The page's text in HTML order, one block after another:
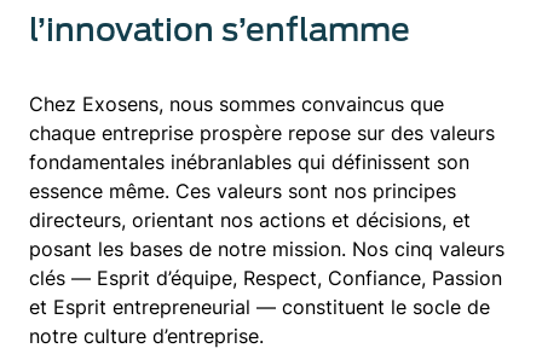
l’innovation s’enflamme
Chez Exosens, nous sommes convaincus que
chaque entreprise prospère repose sur des valeurs
fondamentales inébranlables qui définissent son
essence même. Ces valeurs sont nos principes
directeurs, orientant nos actions et décisions, et
posant les bases de notre mission. Nos cinq valeurs
clés — Esprit d’équipe, Respect, Confiance, Passion
et Esprit entrepreneurial — constituent le socle de
notre culture d’entreprise.